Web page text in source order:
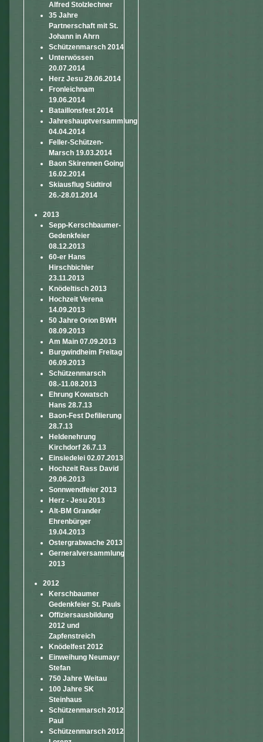
Alfred Stolzlechner
35 Jahre
Partnerschaft mit St.
Johann in Ahrn
Schützenmarsch 2014
Unterwössen
20.07.2014
Herz Jesu 29.06.2014
Fronleichnam
19.06.2014
Bataillonsfest 2014
Jahreshauptversammlung
04.04.2014
Feller-Schützen-
Marsch 19.03.2014
Baon Skirennen Going
16.02.2014
Skiausflug Südtirol
26.-28.01.2014
2013
Sepp-Kerschbaumer-
Gedenkfeier
08.12.2013
60-er Hans
Hirschbichler
23.11.2013
Knödeltisch 2013
Hochzeit Verena
14.09.2013
50 Jahre Orion BWH
08.09.2013
Am Main 07.09.2013
Burgwindheim Freitag
06.09.2013
Schützenmarsch
08.-11.08.2013
Ehrung Kowatsch
Hans 28.7.13
Baon-Fest Defilierung
28.7.13
Heldenehrung
Kirchdorf 26.7.13
Einsiedelei 02.07.2013
Hochzeit Rass David
29.06.2013
Sonnwendfeier 2013
Herz - Jesu 2013
Alt-BM Grander
Ehrenbürger
19.04.2013
Ostergrabwache 2013
Gerneralversammlung
2013
2012
Kerschbaumer
Gedenkfeier St. Pauls
Offiziersausbildung
2012 und
Zapfenstreich
Knödelfest 2012
Einweihung Neumayr
Stefan
750 Jahre Weitau
100 Jahre SK
Steinhaus
Schützenmarsch 2012
Paul
Schützenmarsch 2012